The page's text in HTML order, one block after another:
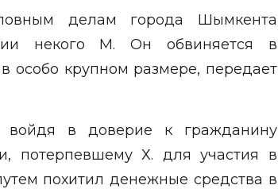
делам города Шымкента
некого М. Он обвиняется в
особо крупном размере, передает
войдя в доверие к гражданину
потерпевшему Х. для участия в
похитил денежные средства в